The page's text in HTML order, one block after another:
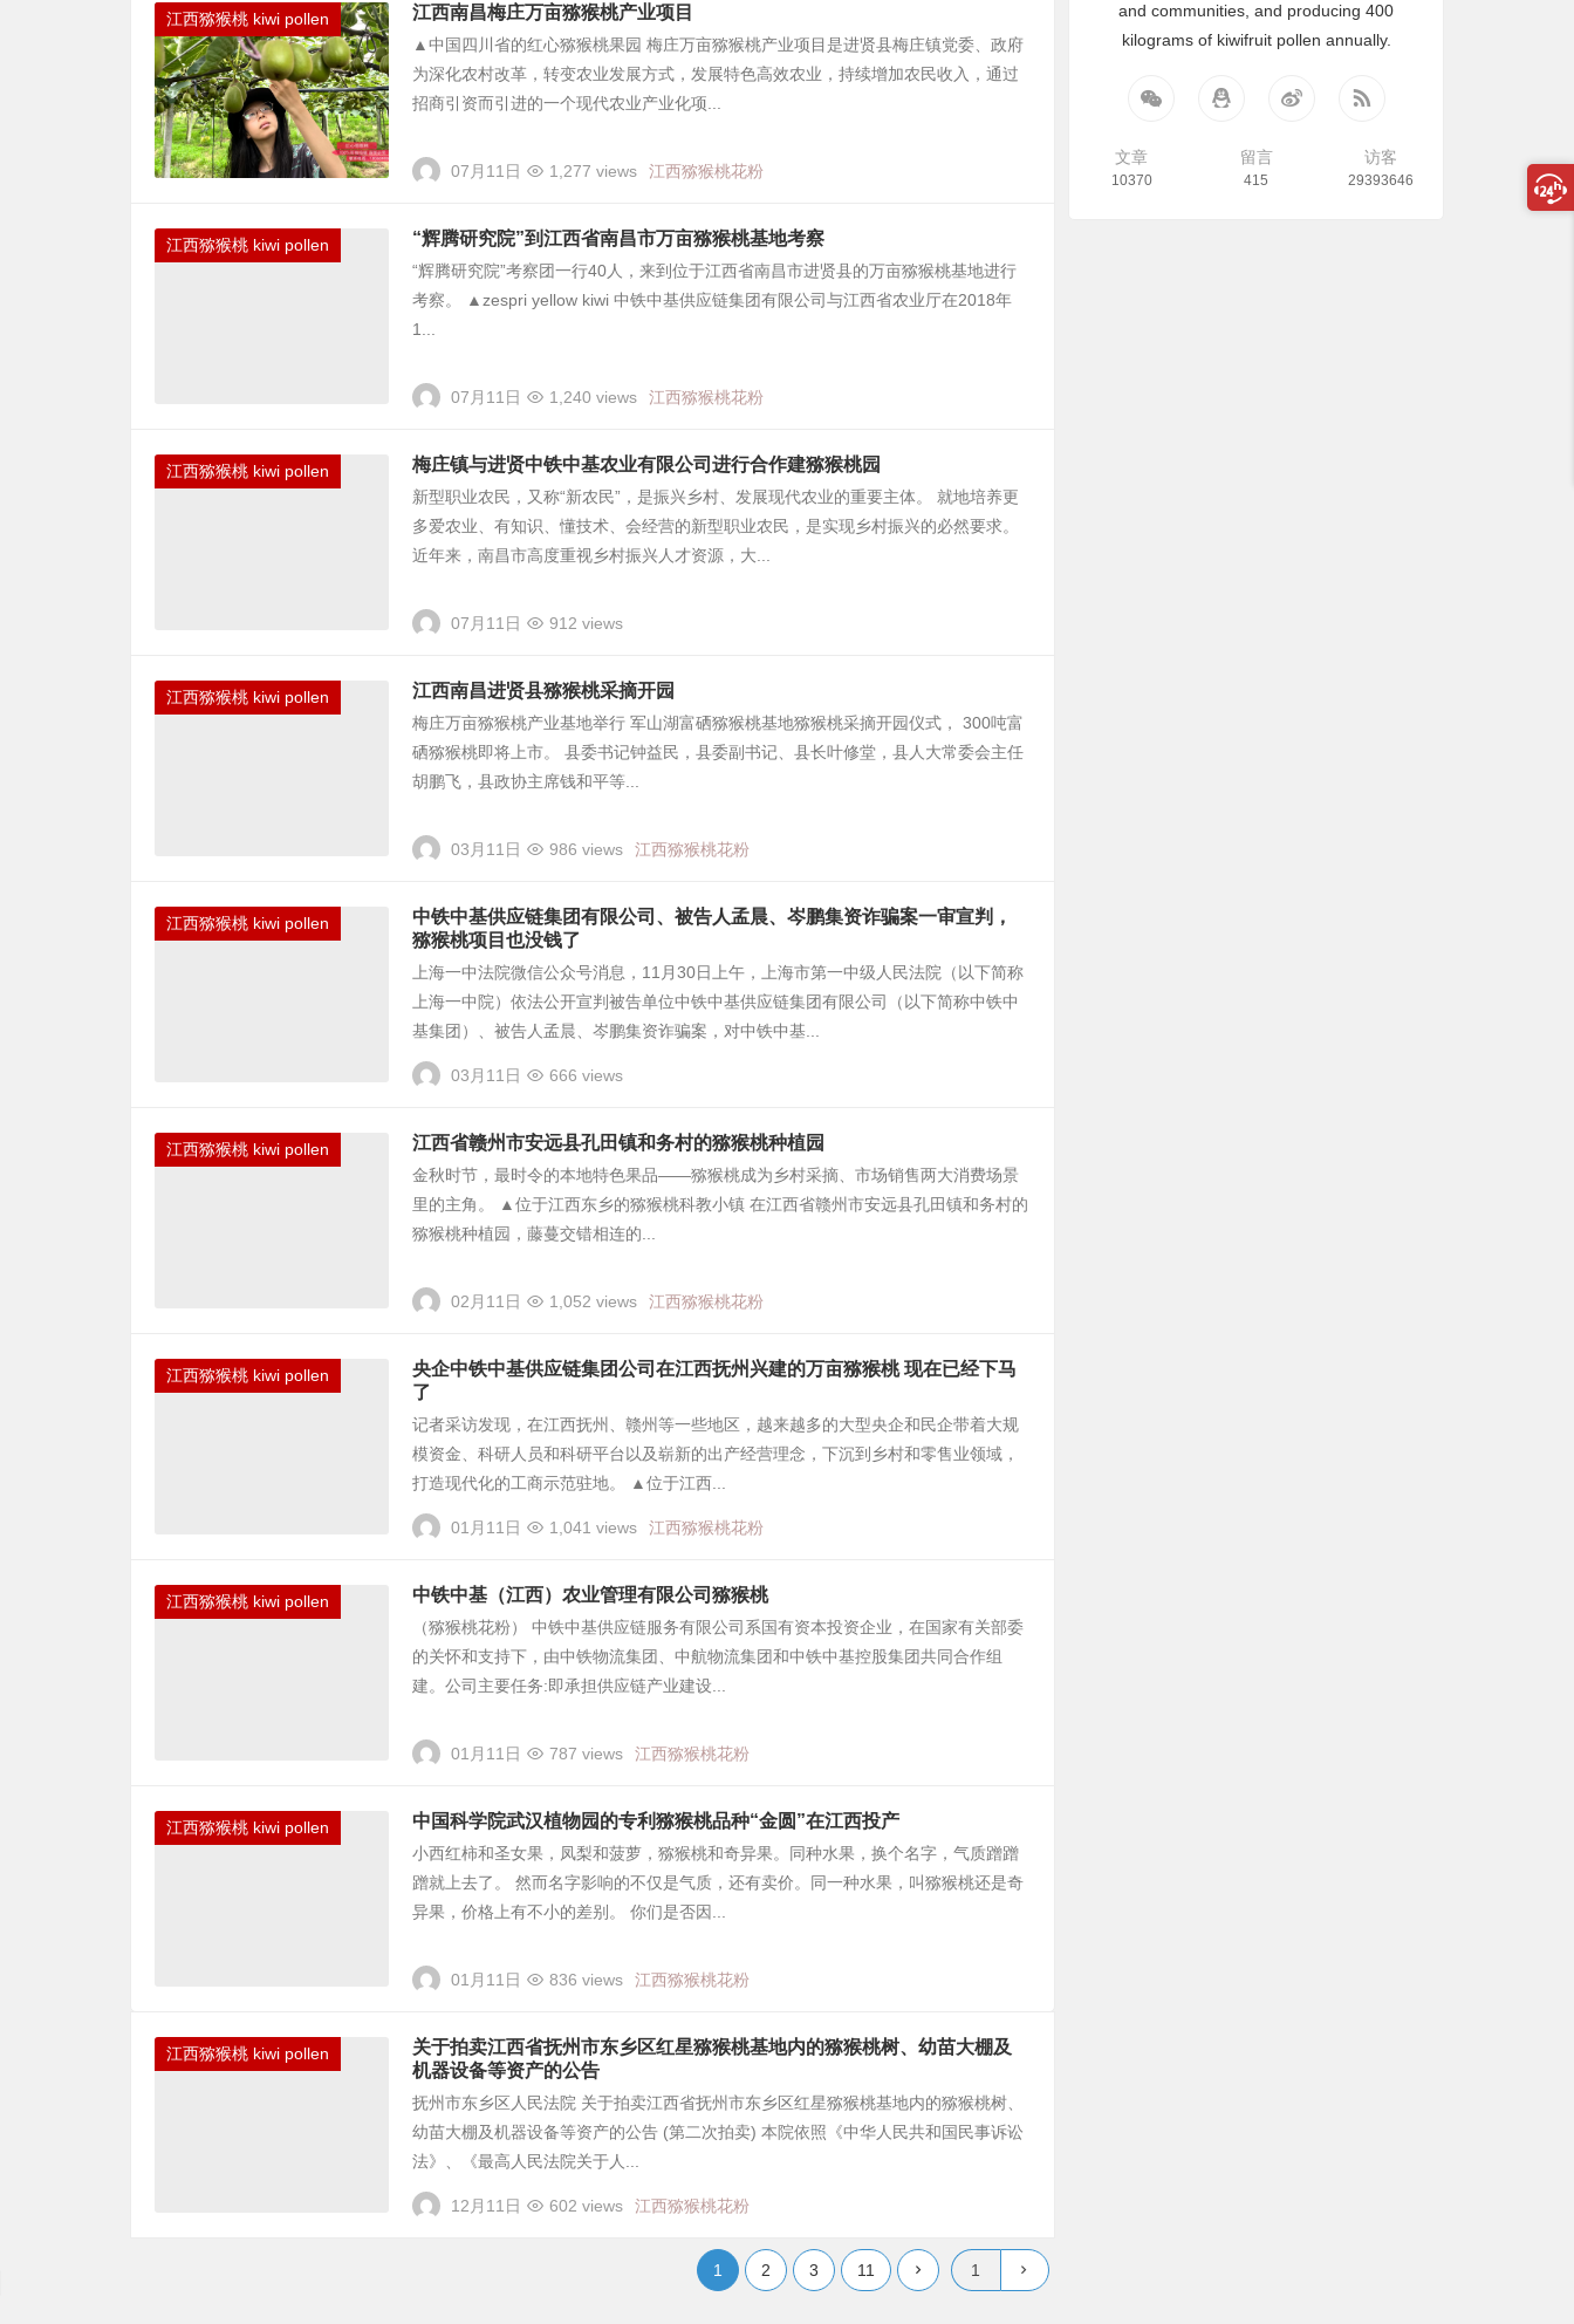
江西猕猴桃 kiwi pollen 江西南昌梅庄万亩猕猴桃产业项目
▲中国四川省的红心猕猴桃果园 梅庄万亩猕猴桃产业项目是进贤县梅庄镇党委、政府
为深化农村改革，转变农业发展方式，发展特色高效农业，持续增加农民收入，通过
招商引资而引进的一个现代农业产业化项...
07月11日 1,277 views 江西猕猴桃花粉
江西猕猴桃 kiwi pollen “辉腾研究院”到江西省南昌市万亩猕猴桃基地考察
“辉腾研究院”考察团一行40人，来到位于江西省南昌市进贤县的万亩猕猴桃基地进行
考察。 ▲zespri yellow kiwi 中铁中基供应链集团有限公司与江西省农业厅在2018年
1...
07月11日 1,240 views 江西猕猴桃花粉
江西猕猴桃 kiwi pollen 梅庄镇与进贤中铁中基农业有限公司进行合作建猕猴桃园
新型职业农民，又称“新农民”，是振兴乡村、发展现代农业的重要主体。 就地培养更
多爱农业、有知识、懂技术、会经营的新型职业农民，是实现乡村振兴的必然要求。
近年来，南昌市高度重视乡村振兴人才资源，大...
07月11日 912 views
江西猕猴桃 kiwi pollen 江西南昌进贤县猕猴桃采摘开园
梅庄万亩猕猴桃产业基地举行 军山湖富硒猕猴桃基地猕猴桃采摘开园仪式， 300吨富
硒猕猴桃即将上市。 县委书记钟益民，县委副书记、县长叶修堂，县人大常委会主任
胡鹏飞，县政协主席钱和平等...
03月11日 986 views 江西猕猴桃花粉
江西猕猴桃 kiwi pollen
中铁中基供应链集团有限公司、被告人孟晨、岑鹏集资诈骗案一审宣判，
猕猴桃项目也没钱了
上海一中法院微信公众号消息，11月30日上午，上海市第一中级人民法院（以下简称
上海一中院）依法公开宣判被告单位中铁中基供应链集团有限公司（以下简称中铁中
基集团）、被告人孟晨、岑鹏集资诈骗案，对中铁中基...
03月11日 666 views
江西猕猴桃 kiwi pollen 江西省赣州市安远县孔田镇和务村的猕猴桃种植园
金秋时节，最时令的本地特色果品——猕猴桃成为乡村采摘、市场销售两大消费场景
里的主角。 ▲位于江西东乡的猕猴桃科教小镇 在江西省赣州市安远县孔田镇和务村的
猕猴桃种植园，藤蔓交错相连的...
02月11日 1,052 views 江西猕猴桃花粉
江西猕猴桃 kiwi pollen
央企中铁中基供应链集团公司在江西抚州兴建的万亩猕猴桃 现在已经下马
了
记者采访发现，在江西抚州、赣州等一些地区，越来越多的大型央企和民企带着大规
模资金、科研人员和科研平台以及崭新的出产经营理念，下沉到乡村和零售业领域，
打造现代化的工商示范驻地。 ▲位于江西...
01月11日 1,041 views 江西猕猴桃花粉
江西猕猴桃 kiwi pollen 中铁中基（江西）农业管理有限公司猕猴桃
（猕猴桃花粉） 中铁中基供应链服务有限公司系国有资本投资企业，在国家有关部委
的关怀和支持下，由中铁物流集团、中航物流集团和中铁中基控股集团共同合作组
建。公司主要任务:即承担供应链产业建设...
01月11日 787 views 江西猕猴桃花粉
江西猕猴桃 kiwi pollen 中国科学院武汉植物园的专利猕猴桃品种“金圆”在江西投产
小西红柿和圣女果，凤梨和菠萝，猕猴桃和奇异果。同种水果，换个名字，气质蹭蹭
蹭就上去了。 然而名字影响的不仅是气质，还有卖价。同一种水果，叫猕猴桃还是奇
异果，价格上有不小的差别。 你们是否因...
01月11日 836 views 江西猕猴桃花粉
江西猕猴桃 kiwi pollen
关于拍卖江西省抚州市东乡区红星猕猴桃基地内的猕猴桃树、幼苗大棚及
机器设备等资产的公告
抚州市东乡区人民法院 关于拍卖江西省抚州市东乡区红星猕猴桃基地内的猕猴桃树、
幼苗大棚及机器设备等资产的公告 (第二次拍卖) 本院依照《中华人民共和国民事诉讼
法》、《最高人民法院关于人...
12月11日 602 views 江西猕猴桃花粉
1 2 3 11
and communities, and producing 400
kilograms of kiwifruit pollen annually.
文章
10370
留言
415
访客
29393646